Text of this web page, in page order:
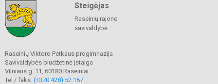
Steigėjas
Raseinių rajono
savivaldybė
Raseinių Viktoro Petkaus progimnazija
Savivaldybės biudžetinė įstaiga
Vilniaus g. 11, 60180 Raseiniai
Tel./ faks. (+370 428) 52 167